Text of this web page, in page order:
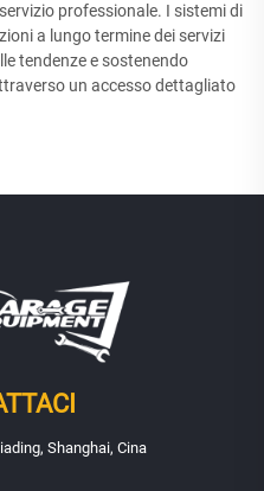
professionale. I sistemi di
a lungo termine dei servizi
tendenze e sostenendo
un accesso dettagliato
Shanghai, Cina